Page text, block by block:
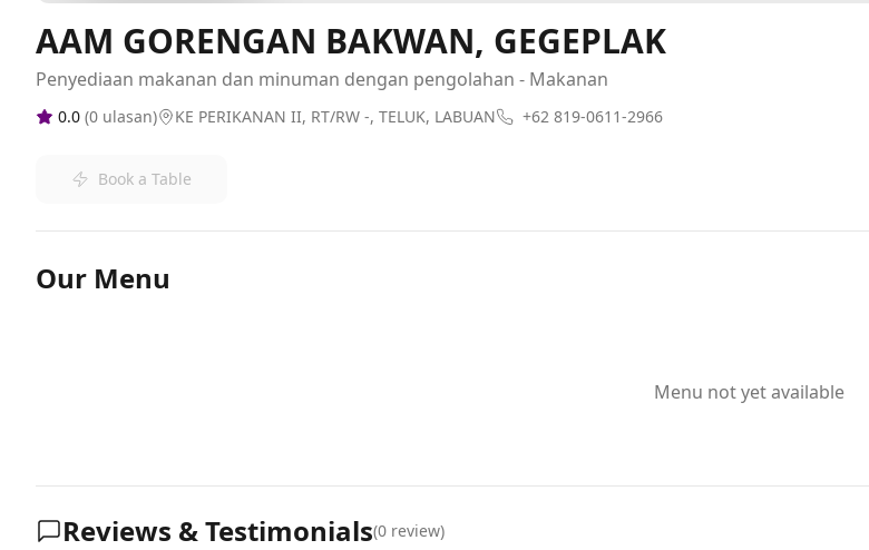
AAM GORENGAN BAKWAN, GEGEPLAK
Penyediaan makanan dan minuman dengan pengolahan - Makanan
0.0 (0 ulasan) KE PERIKANAN II, RT/RW -, TELUK, LABUAN +62 819-0611-2966
Book a Table
Our Menu
Menu not yet available
Reviews & Testimonials(0 review)